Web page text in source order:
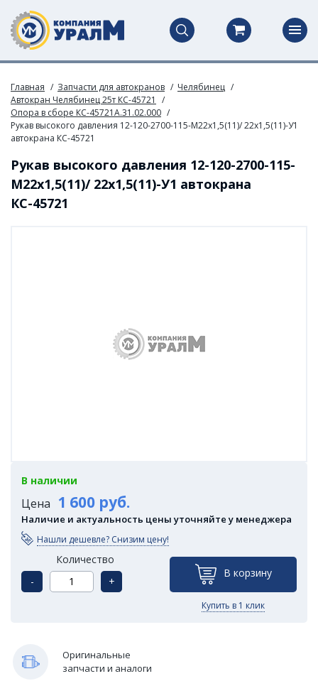
Главная Запчасти для автокранов
Челябинец
Автокран Челябинец 25т КС-45721
Опора в сборе КС-45721А.31.02.000
Рукав высокого давления 12-120-2700-115-М22х1,5(11)/ 22х1,5(11)-У1
автокрана КС-45721
Рукав высокого давления 12-120-2700-115-
М22х1,5(11)/ 22х1,5(11)-У1 автокрана
КС-45721
В наличии
Цена 1 600 руб.
Наличие и актуальность цены уточняйте у менеджера
Нашли дешевле? Снизим цену!
Количество
-
+
В корзину
Купить в 1 клик
Оригинальные
запчасти и аналоги